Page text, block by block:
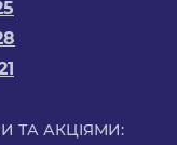
ТА АКЦІЯМИ: